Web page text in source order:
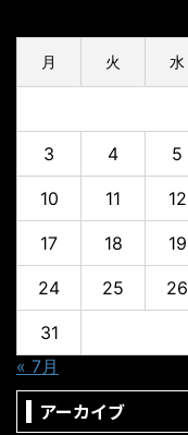
月 火 水
3 4 5
10 11 12
17 18 19
24 25 26
31
« 7月
アーカイブ